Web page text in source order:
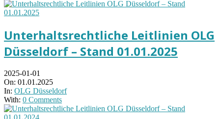
Unterhaltsrechtliche Leitlinien OLG
Düsseldorf – Stand 01.01.2025
2025-01-01
On: 01.01.2025
In: OLG Düsseldorf
With: 0 Comments